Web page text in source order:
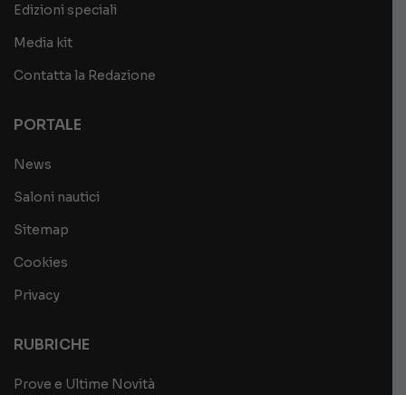
Edizioni speciali
Media kit
Contatta la Redazione
PORTALE
News
Saloni nautici
Sitemap
Cookies
Privacy
RUBRICHE
Prove e Ultime Novità